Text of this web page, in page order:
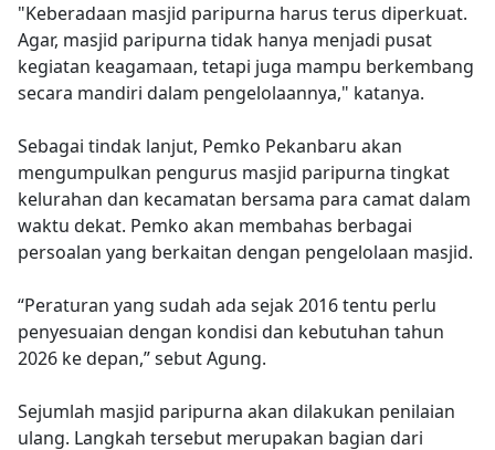
"Keberadaan masjid paripurna harus terus diperkuat.
Agar, masjid paripurna tidak hanya menjadi pusat
kegiatan keagamaan, tetapi juga mampu berkembang
secara mandiri dalam pengelolaannya," katanya.
Sebagai tindak lanjut, Pemko Pekanbaru akan
mengumpulkan pengurus masjid paripurna tingkat
kelurahan dan kecamatan bersama para camat dalam
waktu dekat. Pemko akan membahas berbagai
persoalan yang berkaitan dengan pengelolaan masjid.
“Peraturan yang sudah ada sejak 2016 tentu perlu
penyesuaian dengan kondisi dan kebutuhan tahun
2026 ke depan,” sebut Agung.
Sejumlah masjid paripurna akan dilakukan penilaian
ulang. Langkah tersebut merupakan bagian dari